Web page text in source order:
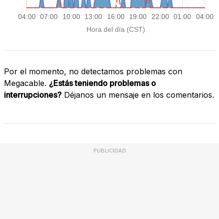
Por el momento, no detectamos problemas con
Megacable. ¿Estás teniendo problemas o
interrupciones? Déjanos un mensaje en los comentarios.
PUBLICIDAD